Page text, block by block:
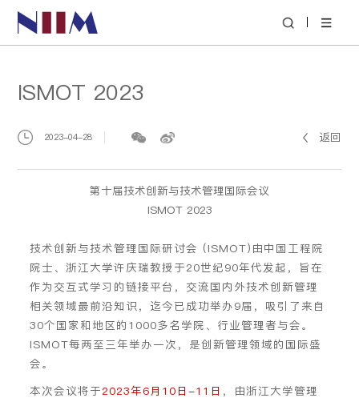
ISMOT 2023
2023-04-28 返回
第十届技术创新与技术管理国际会议
ISMOT 2023
技术创新与技术管理国际研讨会 (ISMOT)由中国工程院
院士、浙江大学许庆瑞教授于20世纪90年代发起，旨在
作为交互式学习的链接平台，交流国内外技术创新管理
相关领域最前沿知识，迄今已成功举办9届，吸引了来自
30个国家和地区的1000多名学院、行业管理者与会。
ISMOT每两至三年举办一次，是创新管理领域的国际盛
会。
本次会议将于2023年6月10日-11日 ，由浙江大学管理